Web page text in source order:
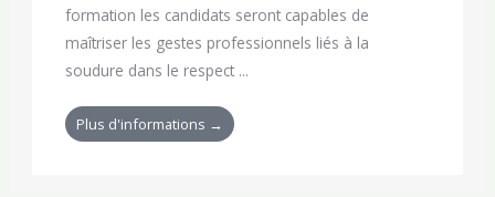
formation les candidats seront capables de
maîtriser les gestes professionnels liés à la
soudure dans le respect ...
Plus d'informations →